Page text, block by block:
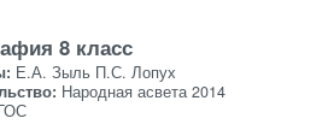
8 класс
Е.А. Зыль П.С. Лопух
Народная асвета 2014